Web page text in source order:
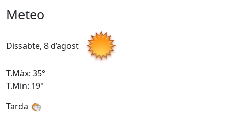
Meteo
Dissabte, 8 d’agost
T.Màx: 35°
T.Min: 19°
Tarda